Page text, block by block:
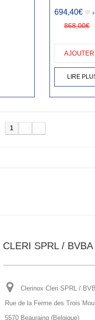
694,40€💙
868,00€
LIRE
1
CLERI SPRL / BVBA
Clerinox Cleri SPRL /
Rue de la Ferme des Trois
5570 Beauraing (Belgique)